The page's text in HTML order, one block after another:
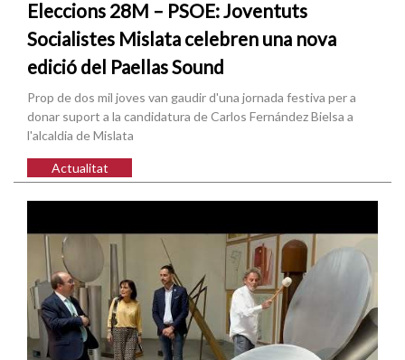
Eleccions 28M – PSOE: Joventuts
Socialistes Mislata celebren una nova
edició del Paellas Sound
Prop de dos mil joves van gaudir d'una jornada festiva per a
donar suport a la candidatura de Carlos Fernández Bielsa a
l'alcaldia de Mislata
Actualitat